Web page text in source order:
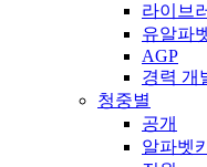
라이브
유알파
AGP
경력 개
청중별
공개
알파벳